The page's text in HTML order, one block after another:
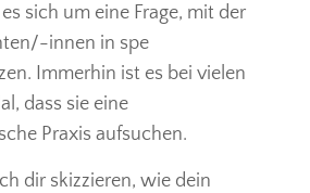
sich um eine Frage, mit der
innen in spe
Immerhin ist es bei vielen
dass sie eine
Praxis aufsuchen.
dir skizzieren, wie dein